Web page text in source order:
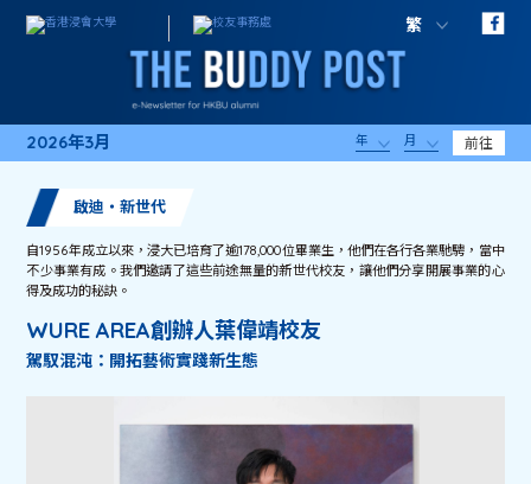
繁
2026年3月 年 月 前往
啟迪・新世代
自1956年成立以來，浸大已培育了逾178,000位畢業生，他們在各行各業馳騁，當中
不少事業有成。我們邀請了這些前途無量的新世代校友，讓他們分享開展事業的心
得及成功的秘訣。
WURE AREA創辦人葉偉靖校友
駕馭混沌：開拓藝術實踐新生態